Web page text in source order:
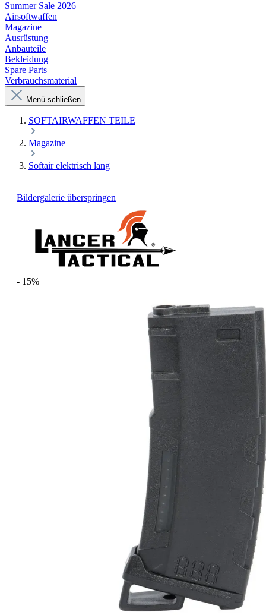
Summer Sale 2026
Airsoftwaffen
Magazine
Ausrüstung
Anbauteile
Bekleidung
Spare Parts
Verbrauchsmaterial
Menü schließen
SOFTAIRWAFFEN TEILE
Magazine
Softair elektrisch lang
Bildergalerie überspringen
- 15%